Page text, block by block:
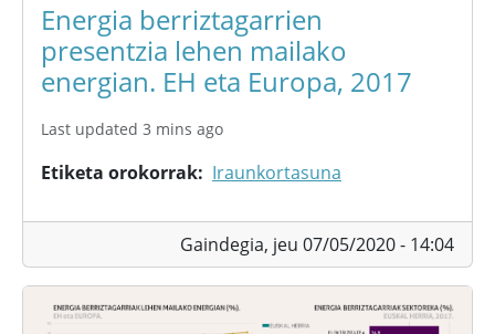
Energia berriztagarrien
presentzia lehen mailako
energian. EH eta Europa, 2017
Last updated 3 mins ago
Etiketa orokorrak Iraunkortasuna
Gaindegia, jeu 07/05/2020 - 14:04